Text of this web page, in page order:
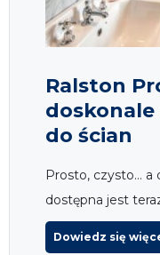
Ralston
do ścian
Prosto, czysto… a
dostępna jest
Dowiedz się